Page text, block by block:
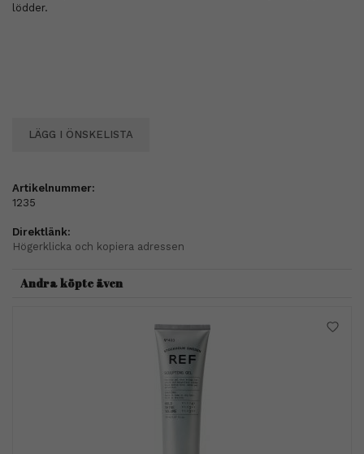
lödder.
LÄGG I ÖNSKELISTA
Artikelnummer:
1235
Direktlänk:
Högerklicka och kopiera adressen
Andra köpte även